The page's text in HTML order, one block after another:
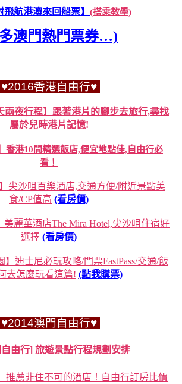
飛航港澳來回船票】 (搭乘教學)
澳門熱門票券…)
♥2016香港自由行♥
兩夜行程】跟著港片的腳步去旅行,尋找
屬於兒時港片記憶!
香港10間精選飯店,便宜地點佳,自由行必
看！
尖沙咀百樂酒店,交通方便/附近景點美
食/CP值高 (看房價)
美麗華酒店The Mira Hotel,尖沙咀住宿好
選擇 (看房價)
】迪士尼必玩攻略/門票FastPass/交通/飯
去怎麼玩看這篇! (點我購票)
♥2014澳門自由行♥
由行] 旅遊景點行程規劃安排
推薦非住不可的酒店！自由行訂房比價